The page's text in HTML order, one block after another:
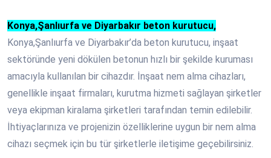
Konya,Şanlıurfa ve Diyarbakır beton kurutucu,
Konya,Şanlıurfa ve Diyarbakır’da beton kurutucu, inşaat
sektöründe yeni dökülen betonun hızlı bir şekilde kuruması
amacıyla kullanılan bir cihazdır. İnşaat nem alma cihazları,
genellikle inşaat firmaları, kurutma hizmeti sağlayan şirketler
veya ekipman kiralama şirketleri tarafından temin edilebilir.
İhtiyaçlarınıza ve projenizin özelliklerine uygun bir nem alma
cihazı seçmek için bu tür şirketlerle iletişime geçebilirsiniz.